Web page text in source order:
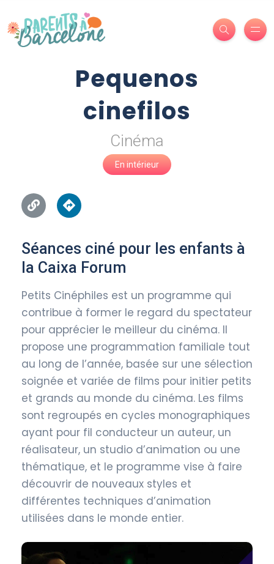
Pequenos
cinefilos
Cinéma
En intérieur
Séances ciné pour les enfants à
la Caixa Forum
Petits Cinéphiles est un programme qui
contribue à former le regard du spectateur
pour apprécier le meilleur du cinéma. Il
propose une programmation familiale tout
au long de l’année, basée sur une sélection
soignée et variée de films pour initier petits
et grands au monde du cinéma. Les films
sont regroupés en cycles monographiques
ayant pour fil conducteur un auteur, un
réalisateur, un studio d’animation ou une
thématique, et le programme vise à faire
découvrir de nouveaux styles et
différentes techniques d’animation
utilisées dans le monde entier.